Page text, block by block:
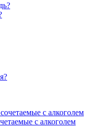
с алкоголем